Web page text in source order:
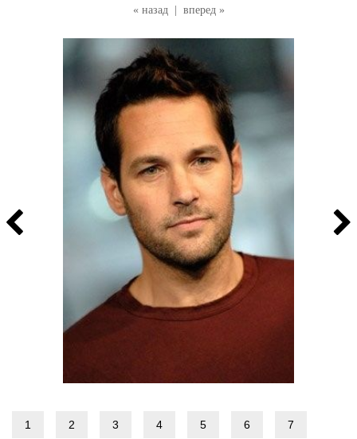
« назад вперед »
1 2 3 4 5 6 7